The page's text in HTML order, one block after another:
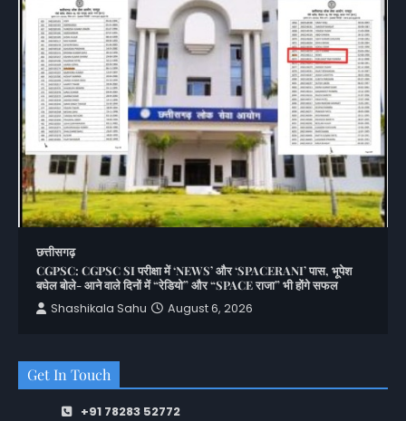
छत्तीसगढ़
CGPSC: CGPSC SI परीक्षा में ‘NEWS’ और ‘SPACERANI’ पास, भूपेश
बघेल बोले- आने वाले दिनों में “रेडियो” और “SPACE राजा” भी होंगे सफल
Shashikala Sahu
August 6, 2026
Get In Touch
+91 78283 52772